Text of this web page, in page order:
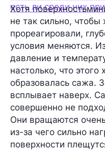
есть ли среди них
Хотя
не так сильно,
прореагировали,
условия меняются.
давление и
настолько, что этого
образовалась сажа.
всплывает наверх.
совершенно не
Они вращаются
из-за чего сильно
поверхности